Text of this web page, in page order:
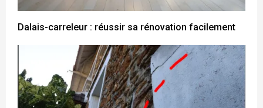
Dalais-carreleur : réussir sa rénovation facilement